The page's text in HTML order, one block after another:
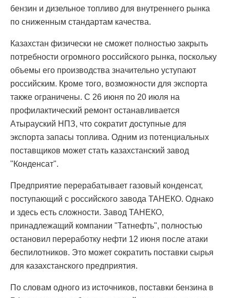
бензин и дизельное топливо для внутреннего рынка
по сниженным стандартам качества.
Казахстан физически не сможет полностью закрыть
потребности огромного российского рынка, поскольку
объемы его производства значительно уступают
российским. Кроме того, возможности для экспорта
также ограничены. С 26 июня по 20 июля на
профилактический ремонт останавливается
Атырауский НПЗ, что сократит доступные для
экспорта запасы топлива. Одним из потенциальных
поставщиков может стать казахстанский завод
"Конденсат".
Предприятие перерабатывает газовый конденсат,
поступающий с российского завода ТАНЕКО. Однако
и здесь есть сложности. Завод ТАНЕКО,
принадлежащий компании "Татнефть", полностью
остановил переработку нефти 12 июня после атаки
беспилотников. Это может сократить поставки сырья
для казахстанского предприятия.
По словам одного из источников, поставки бензина в